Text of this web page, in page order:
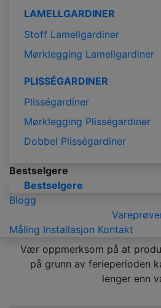
LAMELLGARDINER
Stoff Lamellgardiner
Mørklegging Lamellgardiner
PLISSÉGARDINER
Plisségardiner
Mørklegging Plisségardiner
Dobbel Plisségardiner
Bestselgere
Bestselgere
Blogg
Måling Installasjon Kontakt
Vær oppmerksom på at
på grunn av ferieperioden
lenger enn